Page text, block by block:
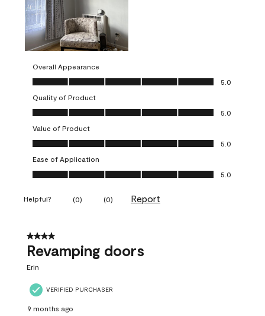
Overall Appearance
Overall Appearance, 5.0 out of 5
5.0
Quality of Product
Quality of Product, 5.0 out of 5
5.0
Value of Product
Value of Product, 5.0 out of 5
5.0
Ease of Application
Ease of Application, 5.0 out of 5
5.0
Helpful? (0) (0) Report
4 out of 5 stars.
Revamping doors
Erin
VERIFIED PURCHASER
9 months ago